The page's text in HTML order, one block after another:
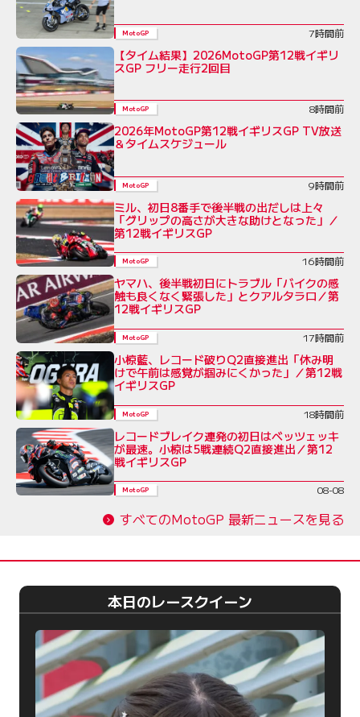
MotoGP 7時間前
【タイム結果】2026MotoGP第12戦イギリ
スGP フリー走行2回目
MotoGP 8時間前
2026年MotoGP第12戦イギリスGP TV放送
＆タイムスケジュール
MotoGP 9時間前
ミル、初日8番手で後半戦の出だしは上々
「グリップの高さが大きな助けとなった」／
第12戦イギリスGP
MotoGP 16時間前
ヤマハ、後半戦初日にトラブル「バイクの感
触も良くなく緊張した」とクアルタラロ／第
12戦イギリスGP
MotoGP 17時間前
小椋藍、レコード破りQ2直接進出「休み明
けで午前は感覚が掴みにくかった」／第12戦
イギリスGP
MotoGP 18時間前
レコードブレイク連発の初日はベッツェッキ
が最速。小椋は5戦連続Q2直接進出／第12
戦イギリスGP
MotoGP 08-08
すべてのMotoGP 最新ニュースを見る
本日のレースクイーン